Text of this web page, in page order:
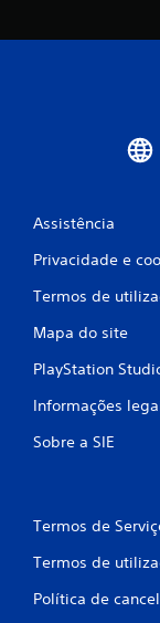
Assistência
Privacidade e
Termos de
Mapa do site
PlayStation
Informações
Sobre a SIE
Termos de
Termos de
Política de